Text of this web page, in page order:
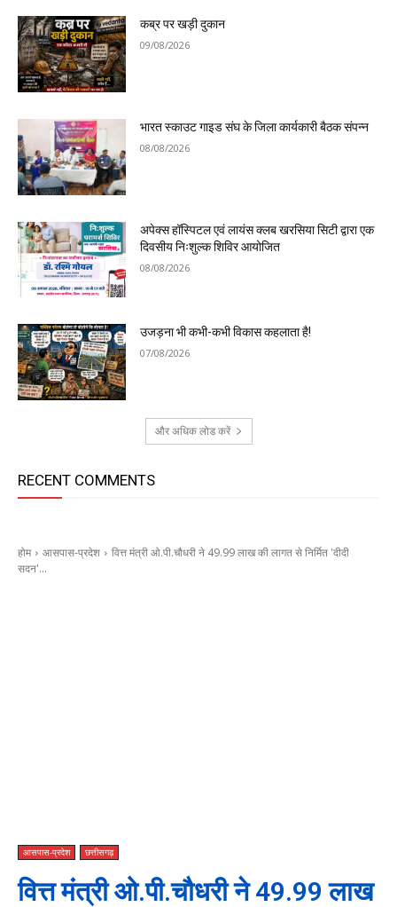
कब्र पर खड़ी दुकान
09/08/2026
भारत स्काउट गाइड संघ के जिला कार्यकारी बैठक संपन्न
08/08/2026
अपेक्स हॉस्पिटल एवं लायंस क्लब खरसिया सिटी द्वारा एक
दिवसीय निःशुल्क शिविर आयोजित
08/08/2026
उजड़ना भी कभी-कभी विकास कहलाता है!
07/08/2026
और अधिक लोड करें
RECENT COMMENTS